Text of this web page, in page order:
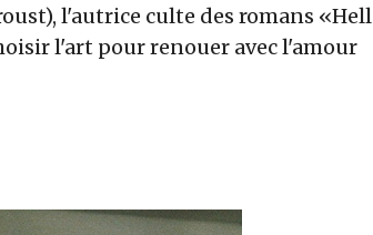
l'autrice culte des romans «Hell
l'art pour renouer avec l'amour